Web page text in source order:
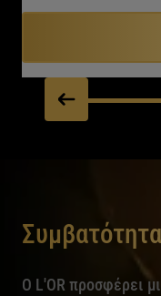
Συμβατότητα
O L'OR προσφέρει